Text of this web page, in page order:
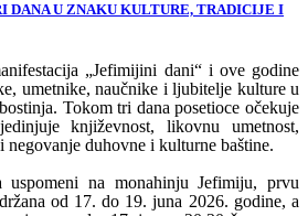
DANA U ZNAKU KULTURE, TRADICIJE I
„Jefimijini dani“ i ove godine
umetnike, naučnike i ljubitelje kulture u
Tokom tri dana posetioce očekuje
književnost, likovnu umetnost,
negovanje duhovne i kulturne baštine.
uspomeni na monahinju Jefimiju, prvu
od 17. do 19. juna 2026. godine, a